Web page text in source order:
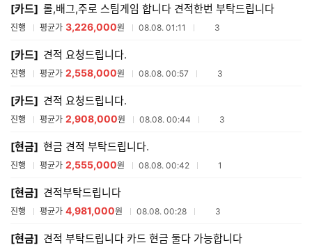
[카드] 롤,배그,주로 스팀게임 합니다 견적한번 부탁드립니다
진행 평균가 3,226,000원 08.08. 01:11 참여업체수
3
[카드] 견적 요청드립니다.
진행 평균가 2,558,000원 08.08. 00:57 참여업체수
3
[카드] 견적 요청드립니다.
진행 평균가 2,908,000원 08.08. 00:44 참여업체수
3
[현금] 현금 견적 부탁드립니다.
진행 평균가 2,555,000원 08.08. 00:42 참여업체수
1
[현금] 견적부탁드립니다
진행 평균가 4,981,000원 08.08. 00:28 참여업체수
3
[현금] 견적 부탁드립니다 카드 현금 둘다 가능합니다